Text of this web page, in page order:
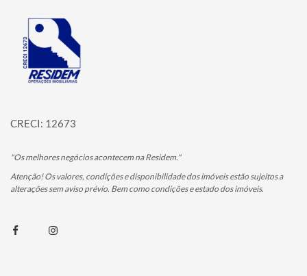
Página inicial
CRECI: 12673
"Os melhores negócios acontecem na Residem."
Atenção! Os valores, condições e disponibilidade dos imóveis estão sujeitos a
alterações sem aviso prévio. Bem como condições e estado dos imóveis.
FacebookInstagram